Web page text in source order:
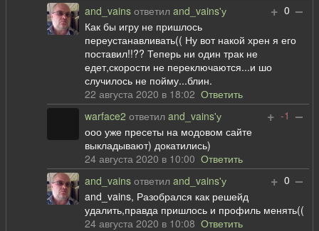
+ 0 –
and_vains ответилand_vains'у
Как бы игру не пришлось
переустанавливать(( Ну вот накой хрен я его
поставил!!?? Теперь ни один трак не
едет,скорости не переключаются...и шо
случилось не пойму...блин.
22 августа 2020 в 18:02Ответить
+ -1 –
warface2 ответилand_vains'у
ооо уже пресеты на модовом сайте
выкладывают) докатились)
24 августа 2020 в 10:00Ответить
+ 0 –
and_vains ответилand_vains'у
and_vains, Разобрался как решейд
удалить,правда пришлось и профиль менять((
24 августа 2020 в 10:08Ответить